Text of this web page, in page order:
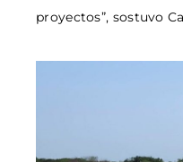
proyectos”, sostuvo